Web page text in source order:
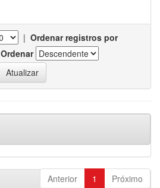
| Ordenar registros por
Ordenar
Anterior 1 Próximo